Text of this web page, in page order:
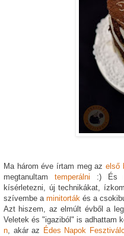
Ma három éve írtam meg az első
megtanultam temperálni :) És
kísérletezni, új technikákat,
szívembe a minitorták és a
Azt hiszem, az elmúlt évből a
Veletek és "igaziból" is adhattam
n, akár az Édes Napok